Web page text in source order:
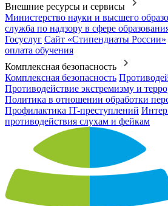
Внешние ресурсы и сервисы
Министерство науки и высшего
служба по надзору в сфере
Госуслуг Сайт «Стипендиаты России»
оплата обучения
Комплексная безопасность
Комплексная безопасность
Противодействие экстремизму и
Политика в отношении обработки
Профилактика IT-преступлений
противодействия слухам и фейкам